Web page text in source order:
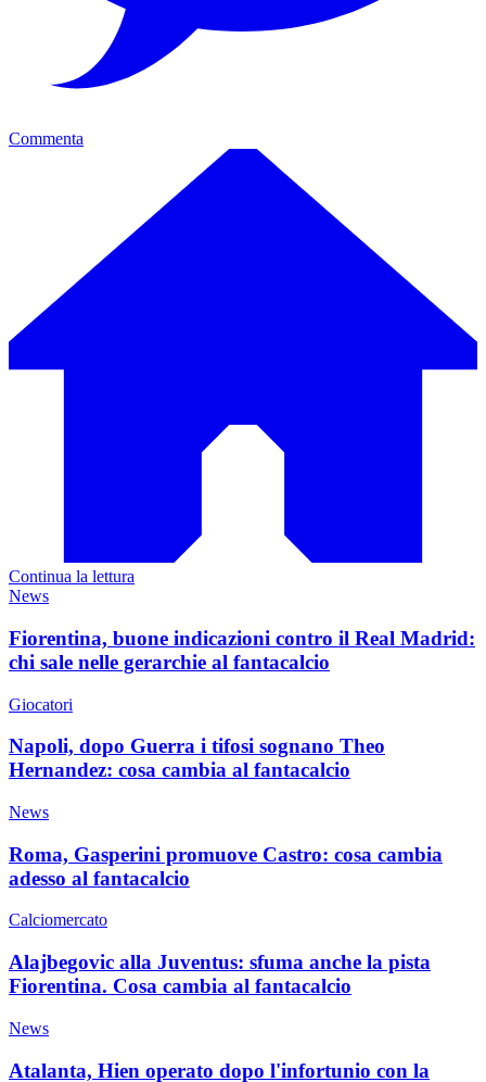
Commenta
Continua la lettura
News
Fiorentina, buone indicazioni contro il Real Madrid:
chi sale nelle gerarchie al fantacalcio
Giocatori
Napoli, dopo Guerra i tifosi sognano Theo
Hernandez: cosa cambia al fantacalcio
News
Roma, Gasperini promuove Castro: cosa cambia
adesso al fantacalcio
Calciomercato
Alajbegovic alla Juventus: sfuma anche la pista
Fiorentina. Cosa cambia al fantacalcio
News
Atalanta, Hien operato dopo l'infortunio con la